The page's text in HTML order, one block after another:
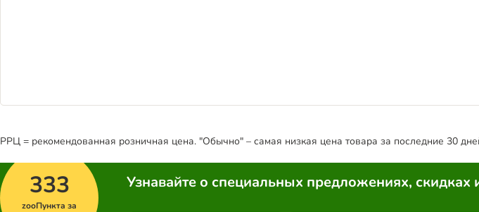
РРЦ = рекомендованная розничная цена. "Обычно" – самая низкая цена товара за последние 30
333
zooПункта за
Узнавайте о специальных предложениях,